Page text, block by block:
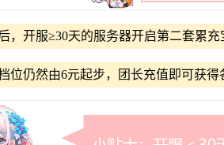
，开服≥30天的服务器开启第二套累
位仍然由6元起步，团长充值即可获得